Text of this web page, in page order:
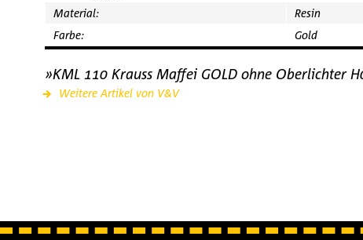
Material:
Resin
Farbe:
Gold
»KML 110 Krauss Maffei GOLD ohne Oberlichter
Weitere Artikel von V&V